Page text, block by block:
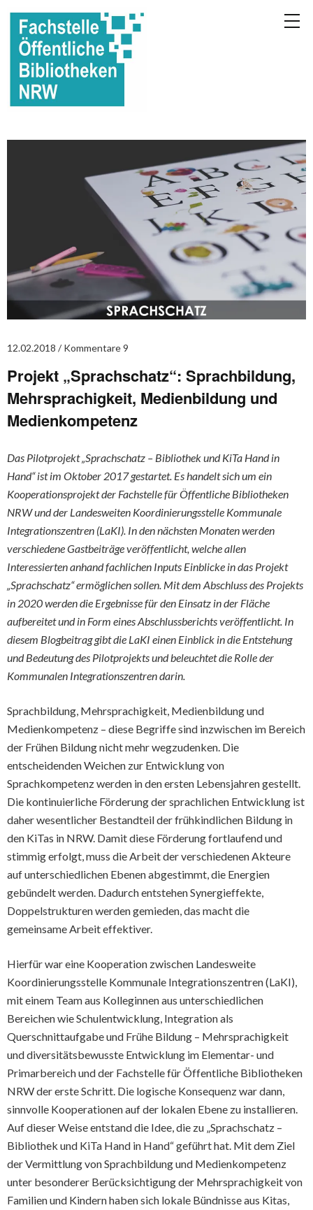
12.02.2018 Kommentare 9
Projekt „Sprachschatz“: Sprachbildung,
Mehrsprachigkeit, Medienbildung und
Medienkompetenz
Das Pilotprojekt „Sprachschatz – Bibliothek und KiTa Hand in
Hand“ ist im Oktober 2017 gestartet. Es handelt sich um ein
Kooperationsprojekt der Fachstelle für Öffentliche Bibliotheken
NRW und der Landesweiten Koordinierungsstelle Kommunale
Integrationszentren (LaKI). In den nächsten Monaten werden
verschiedene Gastbeiträge veröffentlicht, welche allen
Interessierten anhand fachlichen Inputs Einblicke in das Projekt
„Sprachschatz“ ermöglichen sollen. Mit dem Abschluss des Projekts
in 2020 werden die Ergebnisse für den Einsatz in der Fläche
aufbereitet und in Form eines Abschlussberichts veröffentlicht. In
diesem Blogbeitrag gibt die LaKI einen Einblick in die Entstehung
und Bedeutung des Pilotprojekts und beleuchtet die Rolle der
Kommunalen Integrationszentren darin.
Sprachbildung, Mehrsprachigkeit, Medienbildung und
Medienkompetenz – diese Begriffe sind inzwischen im Bereich
der Frühen Bildung nicht mehr wegzudenken. Die
entscheidenden Weichen zur Entwicklung von
Sprachkompetenz werden in den ersten Lebensjahren gestellt.
Die kontinuierliche Förderung der sprachlichen Entwicklung ist
daher wesentlicher Bestandteil der frühkindlichen Bildung in
den KiTas in NRW. Damit diese Förderung fortlaufend und
stimmig erfolgt, muss die Arbeit der verschiedenen Akteure
auf unterschiedlichen Ebenen abgestimmt, die Energien
gebündelt werden. Dadurch entstehen Synergieffekte,
Doppelstrukturen werden gemieden, das macht die
gemeinsame Arbeit effektiver.
Hierfür war eine Kooperation zwischen Landesweite
Koordinierungsstelle Kommunale Integrationszentren (LaKI),
mit einem Team aus Kolleginnen aus unterschiedlichen
Bereichen wie Schulentwicklung, Integration als
Querschnittaufgabe und Frühe Bildung – Mehrsprachigkeit
und diversitätsbewusste Entwicklung im Elementar- und
Primarbereich und der Fachstelle für Öffentliche Bibliotheken
NRW der erste Schritt. Die logische Konsequenz war dann,
sinnvolle Kooperationen auf der lokalen Ebene zu installieren.
Auf dieser Weise entstand die Idee, die zu „Sprachschatz –
Bibliothek und KiTa Hand in Hand“ geführt hat. Mit dem Ziel
der Vermittlung von Sprachbildung und Medienkompetenz
unter besonderer Berücksichtigung der Mehrsprachigkeit von
Familien und Kindern haben sich lokale Bündnisse aus Kitas,